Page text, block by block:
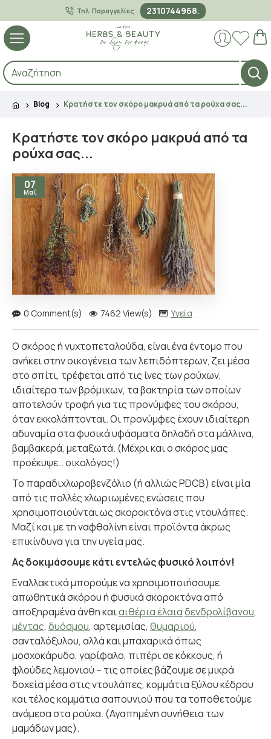
Τηλ. Παραγγελίες 2310744968.
Blog Κρατήστε τον σκόρο μακρυά από τα ρούχα σας...
Κρατήστε τον σκόρο μακρυά από τα
ρούχα σας...
07
Μαΐ
0 Comment(s) 7462 View(s) Υγεία
Ο σκόρος ή νυχτοπεταλούδα, είναι ένα έντομο που
ανήκει στην οικογένεια των λεπιδόπτερων, ζει μέσα
στο σπίτι, τρέφεται από τις ίνες των ρούχων,
ιδιαίτερα των βρόμικων, τα βακτηρία των οποίων
αποτελούν τροφή για τις προνύμφες του σκόρου,
όταν εκκολάπτονται. Οι προνύμφες έχουν ιδιαίτερη
αδυναμία στα φυσικά υφάσματα δηλαδή στα μάλλινα,
βαμβακερά, μεταξωτά. (Μέχρι και ο σκόρος μας
προέκυψε… οικολόγος!)
Το παραδιχλωροβενζόλιο (ή αλλιώς PDCB) είναι μία
από τις πολλές χλωριωμένες ενώσεις που
χρησιμοποιούνται ως σκοροκτόνα στις ντουλάπες.
Μαζί και με τη ναφθαλίνη είναι προϊόντα άκρως
επικίνδυνα για την υγεία μας.
Ας δοκιμάσουμε κάτι εντελώς φυσικό λοιπόν!
Εναλλακτικά μπορούμε να χρησιμοποιήσουμε
απωθητικά σκόρου ή φυσικά σκοροκτόνα από
αποξηραμένα άνθη καιαιθέρια έλαιαδενδρολίβανου,
μέντας, δυόσμου, αρτεμισίας, θυμαριού,
σανταλόξυλου, αλλά και μπαχαρικά όπως
μοσχοκάρυδο, γαρίφαλο, πιπέρι σε κόκκους, ή
φλούδες λεμονιού – τις οποίες βάζουμε σε μικρά
δοχεία μέσα στις ντουλάπες, κομμάτια ξύλου κέδρου
και τέλος κομμάτια σαπουνιού που τα τοποθετούμε
ανάμεσα στα ρούχα. (Αγαπημένη συνήθεια των
μαμάδων μας).